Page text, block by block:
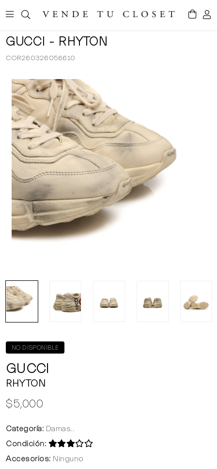
GUCCI - RHYTON
COR260326056610
NO DISPONIBLE
GUCCI
RHYTON
$5,000
Categoría: Damas..
Condición:
Accesorios: Ninguno